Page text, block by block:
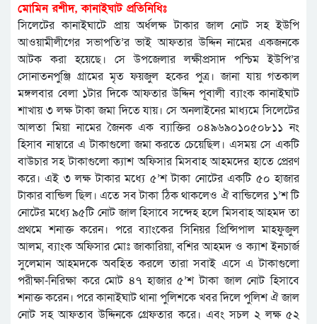
মোমিন রশীদ, কানাইঘাট প্রতিনিধিঃ
সিলেটের কানাইঘাটে প্রায় অর্ধলক্ষ টাকার জাল নোট সহ ইউপি
আওয়ামীলীগের সভাপতি’র ভাই আফতার উদ্দিন নামের একজনকে
আটক করা হয়েছে। সে উপজেলার লক্ষীপ্রসাদ পশ্চিম ইউপি’র
সোনাতনপুঞ্জি গ্রামের মৃত ফয়জুল হকের পুত্র। জানা যায় গতকাল
মঙ্গলবার বেলা ১টার দিকে আফতার উদ্দিন পূবালী ব্যাংক কানাইঘাট
শাখায় ৩ লক্ষ টাকা জমা দিতে যায়। সে অনলাইনের মাধ্যমে সিলেটের
আলতা মিয়া নামের জৈনক এক ব্যাক্তির ০৪৯৬৯০১০৫০৮১১ নং
হিসাব নাম্বারে এ টাকাগুলো জমা করতে চেয়েছিল। এসময় সে একটি
বাউচার সহ টাকাগুলো ক্যাশ অফিসার মিসবাহ আহমদের হাতে প্রেরণ
করে। এই ৩ লক্ষ টাকার মধ্যে ৫’শ টাকা নোটের একটি ৫০ হাজার
টাকার বান্ডিল ছিল। এতে সব টাকা ঠিক থাকলেও ঐ বান্ডিলের ১’শ টি
নোটের মধ্যে ৯৫টি নোট জাল হিসাবে সন্দেহ হলে মিসবাহ আহমদ তা
প্রথমে শনাক্ত করেন। পরে ব্যাংকের সিনিয়র প্রিন্সিপাল মাহফুজুল
আলম, ব্যাংক অফিসার মোঃ জাকারিয়া, বশির আহমদ ও ক্যাশ ইনচার্জ
সুলেমান আহমদকে অবহিত করলে তারা সবাই এসে এ টাকাগুলো
পরীক্ষা-নিরিক্ষা করে মোট ৪৭ হাজার ৫’শ টাকা জাল নোট হিসাবে
শনাক্ত করেন। পরে কানাইঘাট থানা পুলিশকে খবর দিলে পুলিশ ঐ জাল
নোট সহ আফতাব উদ্দিনকে গ্রেফতার করে। এবং সচল ২ লক্ষ ৫২